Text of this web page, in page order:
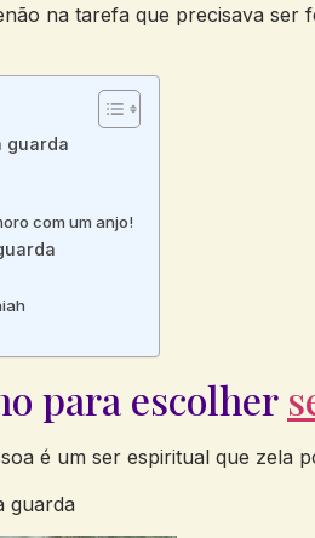
na tarefa que precisava ser
guarda
com um anjo!
para escolher
é um ser espiritual que zela
guarda